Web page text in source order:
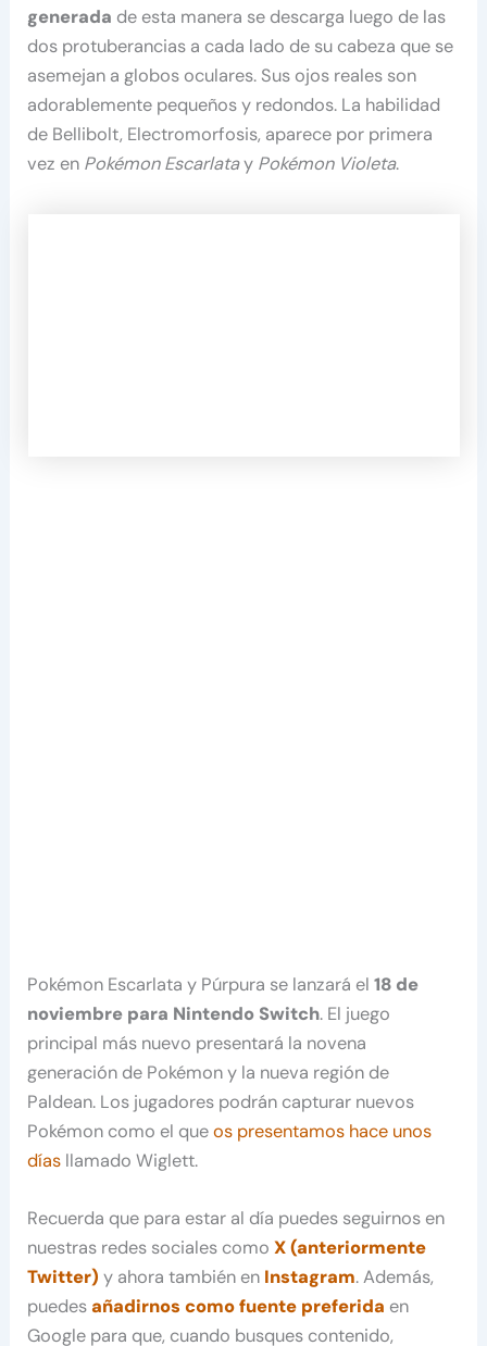
generada de esta manera se descarga luego de las
dos protuberancias a cada lado de su cabeza que se
asemejan a globos oculares. Sus ojos reales son
adorablemente pequeños y redondos. La habilidad
de Bellibolt, Electromorfosis, aparece por primera
vez en Pokémon Escarlatay Pokémon Violeta.
Pokémon Escarlata y Púrpura se lanzará el18 de
noviembre para Nintendo Switch. El juego
principal más nuevo presentará la novena
generación de Pokémon y la nueva región de
Paldean. Los jugadores podrán capturar nuevos
Pokémon como el queos presentamos hace unos
días llamado Wiglett.
Recuerda que para estar al día puedes seguirnos en
nuestras redes sociales comoX (anteriormente
Twitter) y ahora también en Instagram. Además,
puedesañadirnos como fuente preferida en
Google para que, cuando busques contenido,